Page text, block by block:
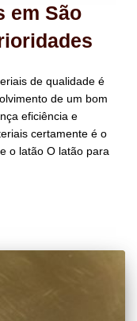
em São
de qualidade é
de um bom
eficiência e
certamente é o
o latão O latão para